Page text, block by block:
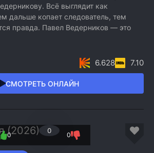
Всё выглядит как
дальше копает следователь, тем
правда. Павел Ведерников — это
СМОТРЕТЬ ОНЛАЙН
6.628 7.10
(2026) 0
0 0